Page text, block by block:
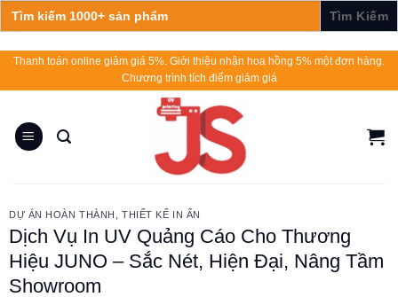
Search
for:
Skip
Thanh toán online giảm giá 5%. Giới thiệu nhận hoa hồng 5% một đơn hàng.
Chương trình tích điểm giảm giá
DỰ ÁN HOÀN THÀNH THIẾT KẾ IN ẤN
Dịch Vụ In UV Quảng Cáo Cho Thương
Hiệu JUNO – Sắc Nét, Hiện Đại, Nâng Tầm
Showroom